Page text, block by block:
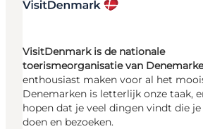
VisitDenmark is de nationale
toerismeorganisatie van
enthousiast maken voor al het
Denemarken is letterlijk onze taak,
hopen dat je veel dingen vindt die
doen en bezoeken.